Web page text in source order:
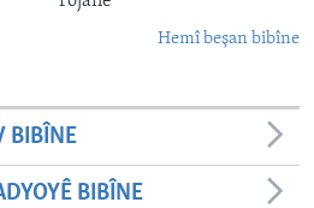
Hemî beşan bibîne
BIBÎNE
BIBÎNE